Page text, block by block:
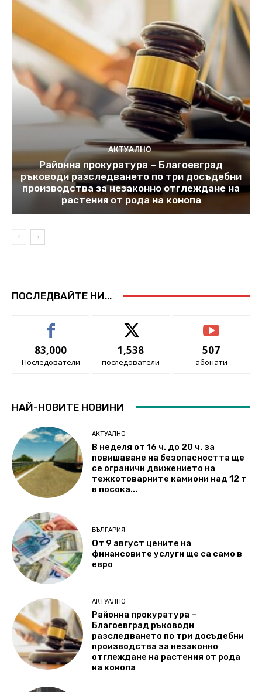
АКТУАЛНО
Районна прокуратура – Благоевград
ръководи разследването по три досъдебни
производства за незаконно отглеждане на
растения от рода на конопа
ПОСЛЕДВАЙТЕ НИ...
83,000
Последователи
1,538
последователи
507
абонати
НАЙ-НОВИТЕ НОВИНИ
АКТУАЛНО
В неделя от 16 ч. до 20 ч. за
повишаване на безопасността ще
се ограничи движението на
тежкотоварните камиони над 12 т
в посока...
БЪЛГАРИЯ
От 9 август цените на
финансовите услуги ще са само в
евро
АКТУАЛНО
Районна прокуратура –
Благоевград ръководи
разследването по три досъдебни
производства за незаконно
отглеждане на растения от рода
на конопа